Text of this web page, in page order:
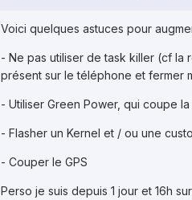
Voici quelques astuces pour
- Ne pas utiliser de task killer (cf
présent sur le téléphone et fermer
- Utiliser Green Power, qui coupe
- Flasher un Kernel et / ou une
- Couper le GPS
Perso je suis depuis 1 jour et 16h